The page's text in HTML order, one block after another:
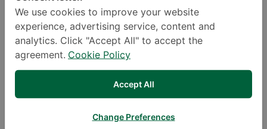
မေးလိုသောမေးခွန်း*
အမည် (FIRST NAME)*
We use cookies to improve your website
experience, advertising service, content and
analytics. Click "Accept All" to accept the
agreement. Cookie Policy
Accept All
Change Preferences